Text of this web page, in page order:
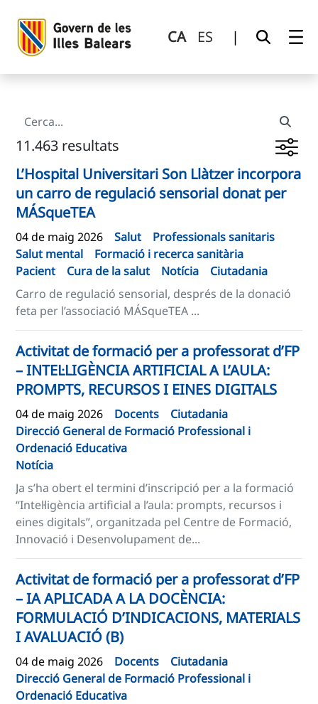
CA ES |
11.463 resultats
L’Hospital Universitari Son Llàtzer incorpora
un carro de regulació sensorial donat per
MÁSqueTEA
04 de maig 2026 Salut
Professionals sanitaris
Salut mental
Formació i recerca sanitària
Pacient
Cura de la salut Notícia
Ciutadania
Carro de regulació sensorial, després de la donació
feta per l’associació MÁSqueTEA ...
Activitat de formació per a professorat d’FP
– INTEL·LIGÈNCIA ARTIFICIAL A L’AULA:
PROMPTS, RECURSOS I EINES DIGITALS
04 de maig 2026 Docents
Ciutadania
Direcció General de Formació Professional i
Ordenació Educativa
Notícia
Ja s’ha obert el termini d’inscripció per a la formació
“Intel·ligència artificial a l’aula: prompts, recursos i
eines digitals”, organitzada pel Centre de Formació,
Innovació i Desenvolupament de...
Activitat de formació per a professorat d’FP
– IA APLICADA A LA DOCÈNCIA:
FORMULACIÓ D’INDICACIONS, MATERIALS
I AVALUACIÓ (B)
04 de maig 2026 Docents
Ciutadania
Direcció General de Formació Professional i
Ordenació Educativa